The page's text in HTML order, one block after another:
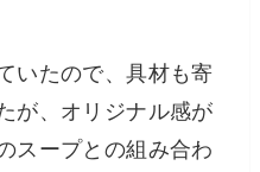
いたので、具材も寄
が、オリジナル感が
スープとの組み合わ